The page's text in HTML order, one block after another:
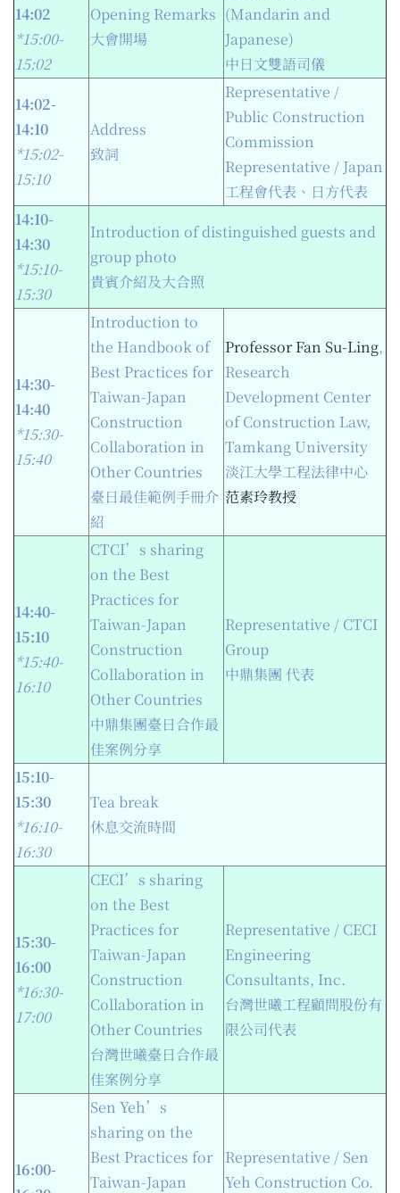
14:02
*15:00-
15:02
Opening Remarks
大會開場
(Mandarin and
Japanese)
中日文雙語司儀
14:02-
14:10
*15:02-
15:10
Address
致詞
Representative /
Public Construction
Commission
Representative / Japan
工程會代表、日方代表
14:10-
14:30
*15:10-
15:30
Introduction of distinguished guests and
group photo
貴賓介紹及大合照
14:30-
14:40
*15:30-
15:40
Introduction to
the Handbook of
Best Practices for
Taiwan-Japan
Construction
Collaboration in
Other Countries
臺日最佳範例手冊介
紹
Professor Fan Su-Ling,
Research
Development Center
of Construction Law,
Tamkang University
淡江大學工程法律中心
范素玲教授
14:40-
15:10
*15:40-
16:10
CTCI’s sharing
on the Best
Practices for
Taiwan-Japan
Construction
Collaboration in
Other Countries
中鼎集團臺日合作最
佳案例分享
Representative / CTCI
Group
中鼎集團 代表
15:10-
15:30
*16:10-
16:30
Tea break
休息交流時間
15:30-
16:00
*16:30-
17:00
CECI’s sharing
on the Best
Practices for
Taiwan-Japan
Construction
Collaboration in
Other Countries
台灣世曦臺日合作最
佳案例分享
Representative / CECI
Engineering
Consultants, Inc.
台灣世曦工程顧問股份有
限公司代表
16:00-
Sen Yeh’s
sharing on the
Best Practices for
Taiwan-Japan
Representative / Sen
Yeh Construction Co.